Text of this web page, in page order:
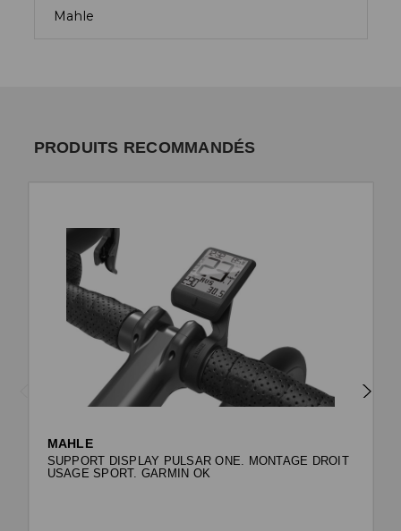
Mahle
PRODUITS RECOMMANDÉS
MAHLE
SUPPORT DISPLAY PULSAR ONE. MONTAGE DROIT
USAGE SPORT. GARMIN OK